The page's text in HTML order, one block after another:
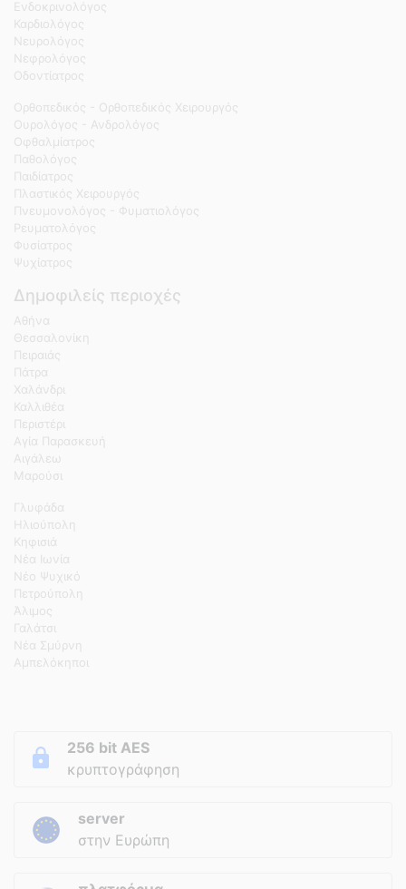
Ενδοκρινολόγος
Καρδιολόγος
Νευρολόγος
Νεφρολόγος
Οδοντίατρος
Ορθοπεδικός - Ορθοπεδικός Χειρουργός
Ουρολόγος - Ανδρολόγος
Οφθαλμίατρος
Παθολόγος
Παιδίατρος
Πλαστικός Χειρουργός
Πνευμονολόγος - Φυματιολόγος
Ρευματολόγος
Φυσίατρος
Ψυχίατρος
Δημοφιλείς περιοχές
Αθήνα
Θεσσαλονίκη
Πειραιάς
Πάτρα
Χαλάνδρι
Καλλιθέα
Περιστέρι
Αγία Παρασκευή
Αιγάλεω
Μαρούσι
Γλυφάδα
Ηλιούπολη
Κηφισιά
Νέα Ιωνία
Νέο Ψυχικό
Πετρούπολη
Άλιμος
Γαλάτσι
Νέα Σμύρνη
Αμπελόκηποι
256 bit AES
κρυπτογράφηση
server
στην Ευρώπη